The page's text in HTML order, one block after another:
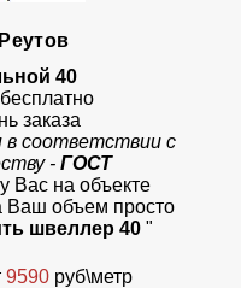
40
заказа
в соответствии с
- ГОСТ
Вас на объекте
Ваш объем просто
швеллер 40 "
9590 руб\метр